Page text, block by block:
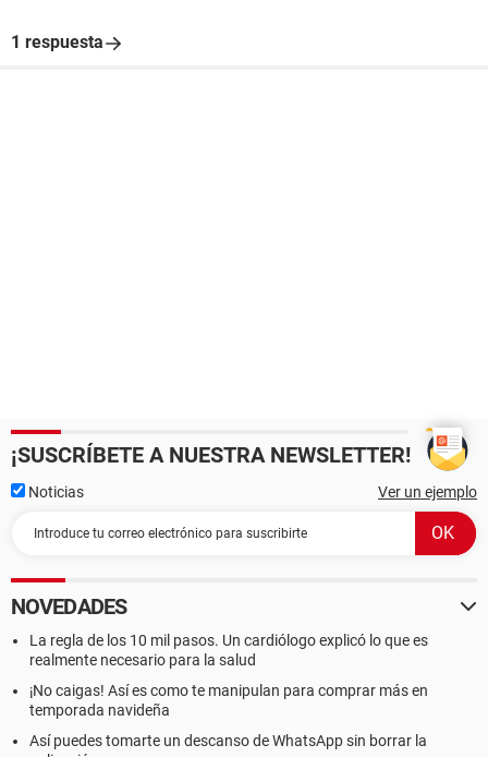
1 respuesta
¡SUSCRÍBETE A NUESTRA NEWSLETTER!
Noticias Ver un ejemplo
NOVEDADES
La regla de los 10 mil pasos. Un cardiólogo explicó lo que es
realmente necesario para la salud
¡No caigas! Así es como te manipulan para comprar más en
temporada navideña
Así puedes tomarte un descanso de WhatsApp sin borrar la